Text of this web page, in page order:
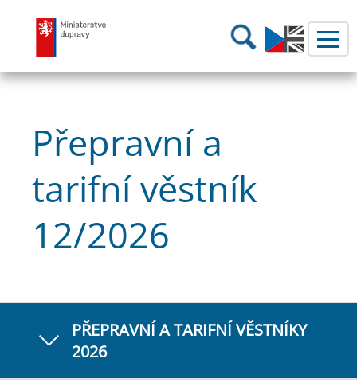
Ministerstvo dopravy Hledání
Přepravní a
tarifní věstník
12/2026
PŘEPRAVNÍ A TARIFNÍ VĚSTNÍKY
2026